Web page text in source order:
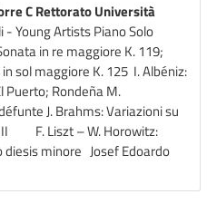
C Rettorato Università
- Young Artists Piano Solo
in re maggiore K. 119;
sol maggiore K. 125 I. Albéniz:
Puerto; Rondeña M.
J. Brahms: Variazioni su
II F. Liszt – W. Horowitz:
diesis minore Josef Edoardo